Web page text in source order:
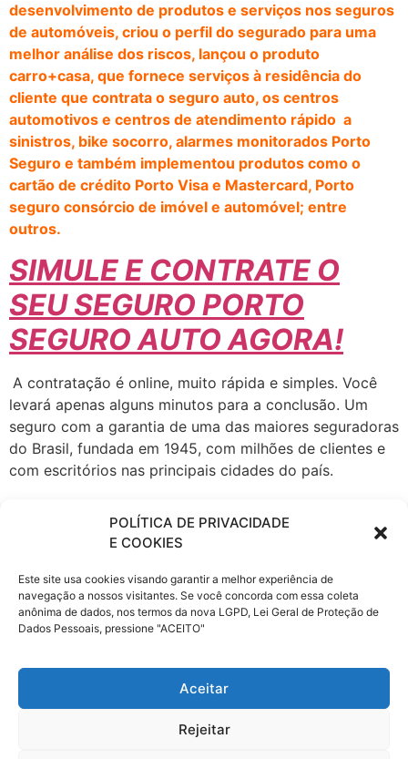
POLÍTICA DE PRIVACIDADE
E COOKIES
Este site usa cookies visando garantir a melhor experiência de
navegação a nossos visitantes. Se você concorda com essa coleta
anônima de dados, nos termos da nova LGPD, Lei Geral de Proteção de
Dados Pessoais, pressione "ACEITO"
Aceitar
Rejeitar
desenvolvimento de produtos e serviços nos seguros
de automóveis, criou o perfil do segurado para uma
melhor análise dos riscos, lançou o produto
carro+casa, que fornece serviços à residência do
cliente que contrata o seguro auto, os centros
automotivos e centros de atendimento rápido a
sinistros, bike socorro, alarmes monitorados Porto
Seguro e também implementou produtos como o
cartão de crédito Porto Visa e Mastercard, Porto
seguro consórcio de imóvel e automóvel; entre
outros.
SIMULE E CONTRATE O
SEU SEGURO PORTO
SEGURO AUTO AGORA!
A contratação é online, muito rápida e simples. Você
levará apenas alguns minutos para a conclusão. Um
seguro com a garantia de uma das maiores seguradoras
do Brasil, fundada em 1945, com milhões de clientes e
com escritórios nas principais cidades do país.
Patrimoniais e de Pessoas, seguro Automóvel, Saúde
Empresarial, fiança locatícia, Patrimonial, Vida e
Transportes, Previdência, Consórcio de Imóveis e
Automóveis, Administração de Investimentos,
Financiamento, Capitalização e Cartão de Crédito,
Proteção e Monitoramento, Serviços a Condomínios e
Porto Seguro Auto